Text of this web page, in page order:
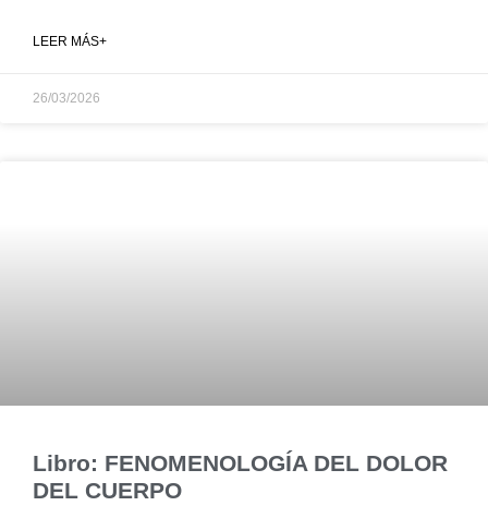
LEER MÁS+
26/03/2026
Libro: FENOMENOLOGÍA DEL DOLOR
DEL CUERPO